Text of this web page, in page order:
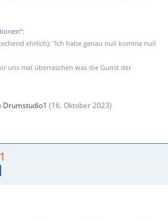
ehrlich): "Ich habe genau null komma null
uns mal überraschen was die Gunst der
Drumstudio1 (16. Oktober 2023)